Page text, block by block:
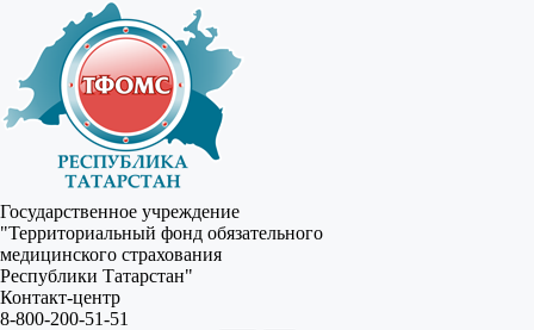
Государственное учреждение
"Территориальный фонд обязательного
медицинского страхования
Республики Татарстан"
Контакт-центр
8-800-200-51-51